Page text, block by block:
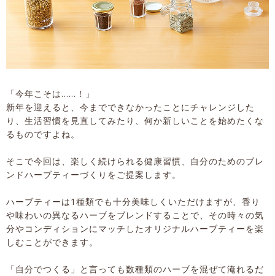
「今年こそは……！」
新年を迎えると、今までできなかったことにチャレンジした
り、生活習慣を見直してみたり、何か新しいことを始めたくな
るものですよね。
そこで今回は、楽しく続けられる健康習慣、自分のためのブレ
ンドハーブティーづくりをご提案します。
ハーブティーは1種類でも十分美味しくいただけますが、香り
や味わいの異なるハーブをブレンドすることで、その時々の気
分やコンディションにマッチしたオリジナルハーブティーを楽
しむことができます。
「自分でつくる」と言っても数種類のハーブを混ぜて淹れるだ